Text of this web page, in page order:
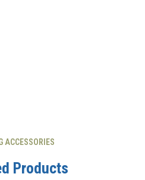
ACCESSORIES
Products